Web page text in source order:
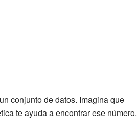
conjunto de datos. Imagina que
te ayuda a encontrar ese número.